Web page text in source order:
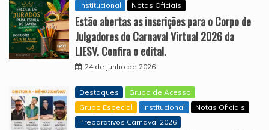
Institucional Notas Oficiais
Estão abertas as inscrições para o Corpo de
Julgadores do Carnaval Virtual 2026 da
LIESV. Confira o edital.
24 de junho de 2026
Destaques
Grupo de Acesso
Grupo Especial
Institucional
Notas Oficiais
Preparativos Carnaval 2026